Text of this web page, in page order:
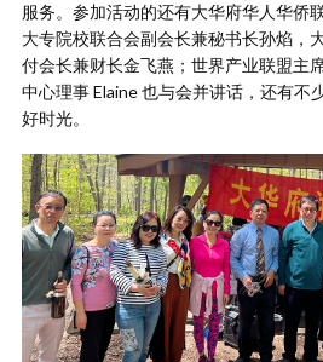
服务。参加活动的还有大华府华人华侨
大专院校联合会副会长兼秘书长孙焰，
付会长兼财长金飞燕；世界产业联盟主
中心理事 Elaine 也与会并讲话，还有不
好时光。